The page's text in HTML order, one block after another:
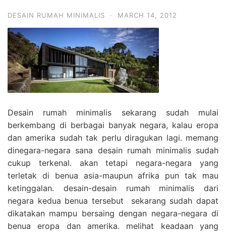
DESAIN RUMAH MINIMALIS · MARCH 14, 2012
Desain rumah minimalis sekarang sudah mulai
berkembang di berbagai banyak negara, kalau eropa
dan amerika sudah tak perlu diragukan lagi. memang
dinegara-negara sana desain rumah minimalis sudah
cukup terkenal. akan tetapi negara-negara yang
terletak di benua asia-maupun afrika pun tak mau
ketinggalan. desain-desain rumah minimalis dari
negara kedua benua tersebut sekarang sudah dapat
dikatakan mampu bersaing dengan negara-negara di
benua eropa dan amerika. melihat keadaan yang